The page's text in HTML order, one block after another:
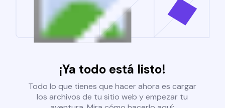
¡Ya todo está listo!
Todo lo que tienes que hacer ahora es cargar
los archivos de tu sitio web y empezar tu